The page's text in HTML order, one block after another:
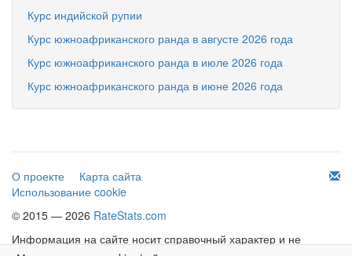
Курс индийской рупии
Курс южноафриканского ранда в августе 2026 года
Курс южноафриканского ранда в июле 2026 года
Курс южноафриканского ранда в июне 2026 года
О проекте
Карта сайта
Использование cookie
© 2015 — 2026 RateStats.com
Информация на сайте носит справочный характер и не